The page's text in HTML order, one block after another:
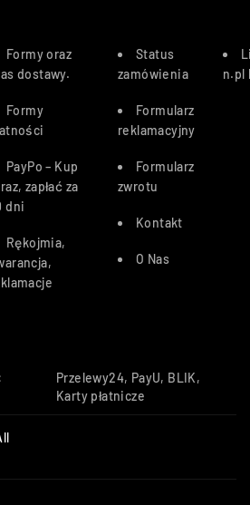
Formy oraz
dostawy.
Formy
PayPo – Kup
zapłać za
dni
Rękojmia,
Status
zamówienia
Formularz
reklamacyjny
Formularz
zwrotu
Kontakt
O Nas
n.pl
Przelewy24, PayU, BLIK,
Karty płatnicze